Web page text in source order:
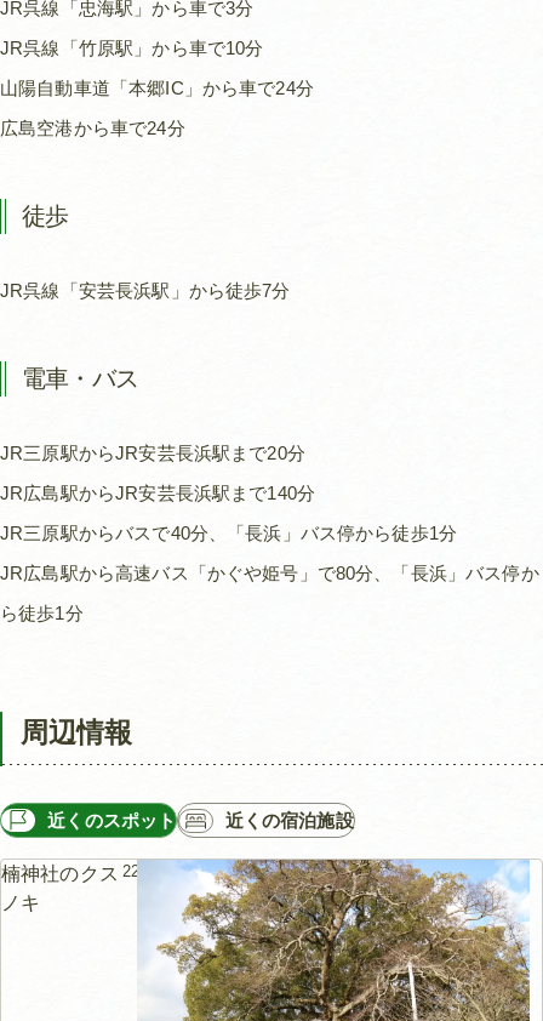
JR呉線「忠海駅」から車で3分
JR呉線「竹原駅」から車で10分
山陽自動車道「本郷IC」から車で24分
広島空港から車で24分
徒歩
JR呉線「安芸長浜駅」から徒歩7分
電車・バス
JR三原駅からJR安芸長浜駅まで20分
JR広島駅からJR安芸長浜駅まで140分
JR三原駅からバスで40分、「長浜」バス停から徒歩1分
JR広島駅から高速バス「かぐや姫号」で80分、「長浜」バス停か
ら徒歩1分
周辺情報
近くのスポット 近くの宿泊施設
楠神社のクス
ノキ
223m